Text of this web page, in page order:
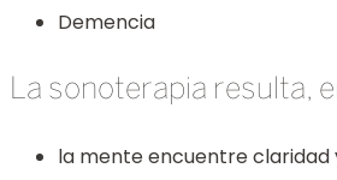
Demencia
La sonoterapia resulta,
la mente encuentre claridad